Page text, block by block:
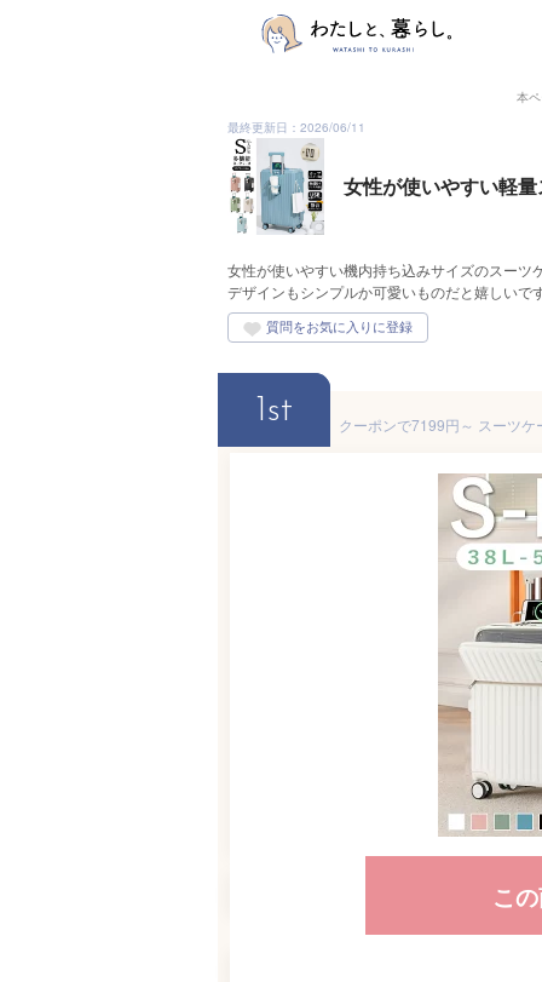
本
最終更新日：2026/06/11
女性が使いやすい軽
女性が使いやすい機内持ち込みサイズのスー
デザインもシンプルか可愛いものだと嬉しい
1st
こ